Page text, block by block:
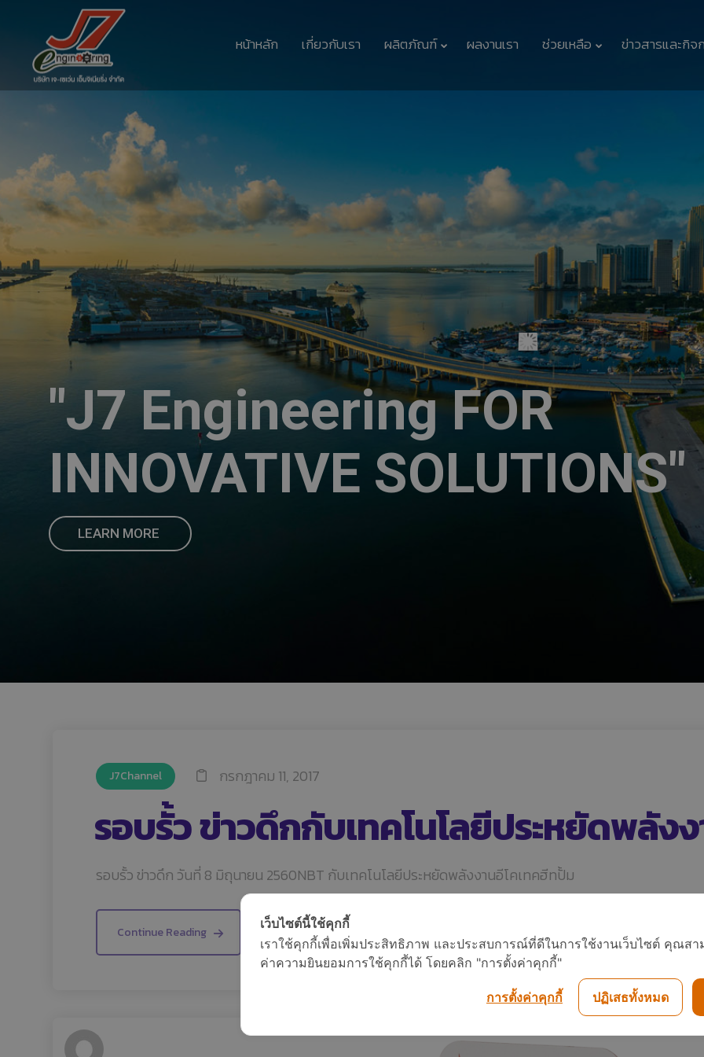
11
เทคโนโลยีประหยัด
พลังงาน
รักษ์โลกกับฉลากเบอร์
5
11
2017
“เครื่องทำน้ำ
ร้อน”แบรนด์ไทย
11
2017
นวัตกรรมเพื่อสิ่ง
แวดล้อมแพงจริงหรือ
11
กรกฎาคม
2017
11
COP ทั่วไป ต่างจาก
COP FOR TAPPING
11
กรกฎาคม
2017
คนไทยได้ประโยชน์
อะไรกับโครงการ
TIEB
23
พฤษภาคม
2017
23
พฤษภาคม
2017
ยินดีต้อนรับผู้บริหาร
ใหม่ภูมิภาคเอเชีย
แปซิฟิก บริษัท
RHEEM
23
พฤษภาคม
2017
ทีมงานวารสารรักษ์
พลังงาน กระทรวง
พลังงาน สัมภาษณ์ผู้
บริหาร J-7
พฤษภาคม
2017
หน้าหลัก เกี่ยวกับเรา ผลิตภัณฑ์ ผลงานเรา ช่วยเหลือ ข่าวสารและกิ
"J7 Engineering FOR
INNOVATIVE SOLUTIONS"
LEARN MORE
J7Channel กรกฎาคม 11, 2017
รอบรั้ว ข่าวดึกกับเทคโนโลยีประหยัดพลัง
รอบรั้ว ข่าวดึก วันที่ 8 มิถุนายน 2560NBT กับเทคโนโลยีประหยัดพลังงานอีโคเทคฮีทปั้ม
Continue Reading
เว็บไซต์นี้ใช้คุกกี้
เราใช้คุกกี้เพื่อเพิ่มประสิทธิภาพ และประสบการณ์ที่ดีในการใช้งานเว็บไซต์ คุณสา
ค่าความยินยอมการใช้คุกกี้ได้ โดยคลิก "การตั้งค่าคุกกี้"
ปฏิเสธทั้งหมด
การตั้งค่าคุกกี้